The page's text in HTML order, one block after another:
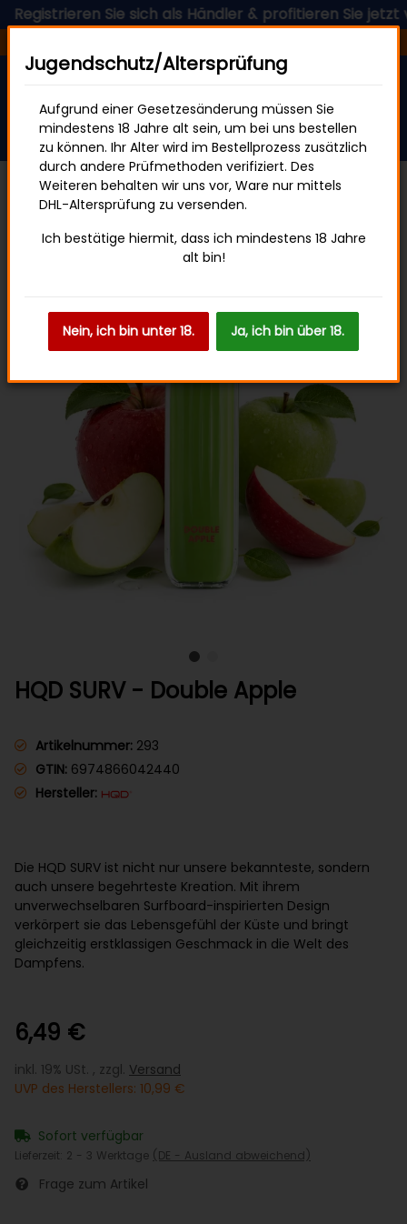
Sie sich als Händler & profitieren Sie jetzt von
HQD SURV
HQD SURV - Double Apple
Artikelnummer: 293
GTIN: 6974866042440
Hersteller:
Die HQD SURV ist nicht nur unsere bekannteste, sondern
auch unsere begehrteste Kreation. Mit ihrem
unverwechselbaren Surfboard-inspirierten Design
verkörpert sie das Lebensgefühl der Küste und bringt
gleichzeitig erstklassigen Geschmack in die Welt des
Dampfens.
6,49 €
inkl. 19% USt. , zzgl. Versand
UVP des Herstellers: 10,99 €
Sofort verfügbar
Lieferzeit: 2 - 3 Werktage (DE - Ausland abweichend)
Frage zum Artikel
Jugendschutz/Altersprüfung
Aufgrund einer Gesetzesänderung müssen Sie
mindestens 18 Jahre alt sein, um bei uns bestellen
zu können. Ihr Alter wird im Bestellprozess zusätzlich
durch andere Prüfmethoden verifiziert. Des
Weiteren behalten wir uns vor, Ware nur mittels
DHL-Altersprüfung zu versenden.
Ich bestätige hiermit, dass ich mindestens 18 Jahre
alt bin!
Nein, ich bin unter 18. Ja, ich bin über 18.